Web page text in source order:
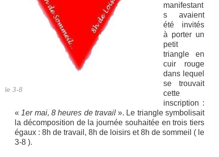
le 3-8
manifestant
s avaient
été invités
à porter un
petit
triangle en
cuir rouge
dans lequel
se trouvait
cette
inscription :
« 1er mai, 8 heures de travail». Le triangle symbolisait
la décomposition de la journée souhaitée en trois tiers
égaux : 8h de travail, 8h de loisirs et 8h de sommeil ( le
3-8 ).